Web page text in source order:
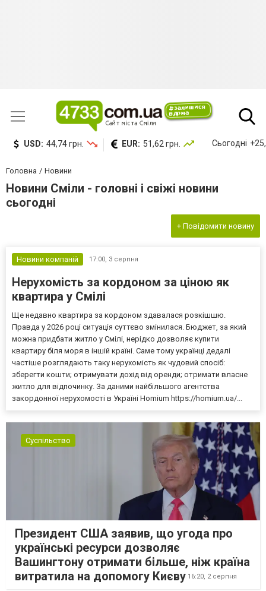
USD: 44,74 грн. EUR: 51,62 грн. Сьогодні
Головна Новини
Новини Сміли - головні і свіжі новини
сьогодні
+ Повідомити новину
Новини компаній 17:00, 3 серпня
Нерухомість за кордоном за ціною як
квартира у Смілі
Ще недавно квартира за кордоном здавалася розкішшю.
Правда у 2026 році ситуація суттєво змінилася. Бюджет, за який
можна придбати житло у Смілі, нерідко дозволяє купити
квартиру біля моря в іншій країні. Саме тому українці дедалі
частіше розглядають таку нерухомість як чудовий спосіб:
зберегти кошти; отримувати дохід від оренди; отримати власне
житло для відпочинку. За даними найбільшого агентства
закордонної нерухомості в Україні Homium https://homium.ua/...
Суспільство
Президент США заявив, що угода про
українські ресурси дозволяє
Вашингтону отримати більше, ніж країна
витратила на допомогу Києву 16:20, 2 серпня